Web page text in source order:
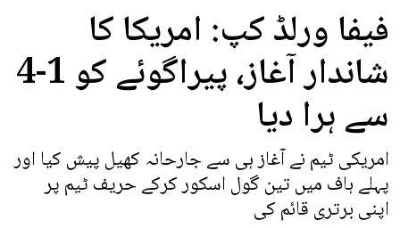
فیفا ورلڈ کپ: امریکا کا
شاندار آغاز، پیراگوئے کو 1-4
سے ہرا دیا
امریکی ٹیم نے آغاز ہی سے جارحانہ کھیل پیش کیا اور
پہلے ہاف میں تین گول اسکور کرکے حریف ٹیم پر
اپنی برتری قائم کی